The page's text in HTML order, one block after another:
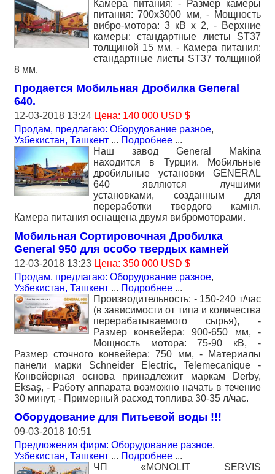
Камера питания: - Размер камеры
питания: 700x3000 мм, - Мощность
вибро-мотора: 3 кВ х 2, - Верхние
камеры: стандартные листы ST37
толщиной 15 мм. - Камера питания:
стандартные листы ST37 толщиной
8 мм.
Продается Мобильная Дробилка General
640.
12-03-2018 13:24 Цена: 140 000 USD $
Продам, предлагаю: Оборудование разное,
Узбекистан, Ташкент ... Подробнее ...
Наш завод General Makina
находится в Турции. Мобильные
дробильные установки GENERAL
640 являются лучшими
установками, созданным для
переработки твердого камня.
Камера питания оснащена двумя вибромоторами.
Мобильная Сортировочная Дробилка
General 950 для особо твердых камней
12-03-2018 13:23 Цена: 350 000 USD $
Продам, предлагаю: Оборудование разное,
Узбекистан, Ташкент ... Подробнее ...
Производительность: - 150-240 т/час
(в зависимости от типа и количества
перерабатываемого сырья), -
Размер конвейера: 900-650 мм, -
Мощность мотора: 75-90 кВ, -
Размер сточного конвейера: 750 мм, - Материалы
панели марки Schneider Electric, Telemecanique -
Конвейерная основа принадлежит маркам Derby,
Eksaş, - Работу аппарата возможно начать в течение
30 минут, - Примерный расход топлива 30-35 л/час.
Оборудование для Питьевой воды !!!
09-03-2018 10:51
Предложения фирм: Оборудование разное,
Узбекистан, Ташкент ... Подробнее ...
ЧП «MONOLIT SERVIS